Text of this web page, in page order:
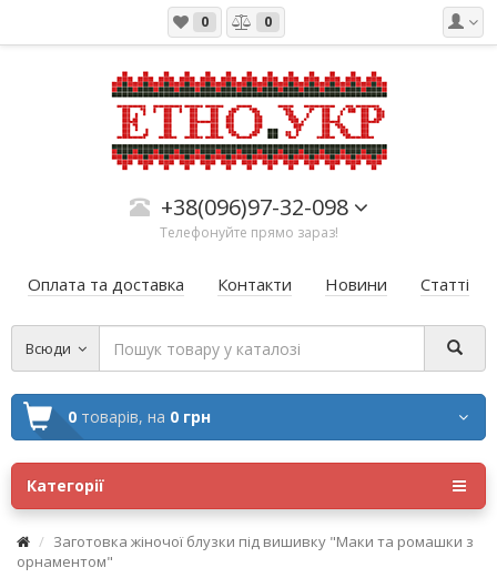
0 0
+38(096)97-32-098
Телефонуйте прямо зараз!
Оплата та доставка Контакти Новини Статті
Всюди
0 товарів, на 0 грн
Категорії
Заготовка жіночої блузки під вишивку "Маки та ромашки з
орнаментом"